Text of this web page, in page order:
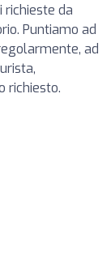
da
Puntiamo ad
ad
richiesto.